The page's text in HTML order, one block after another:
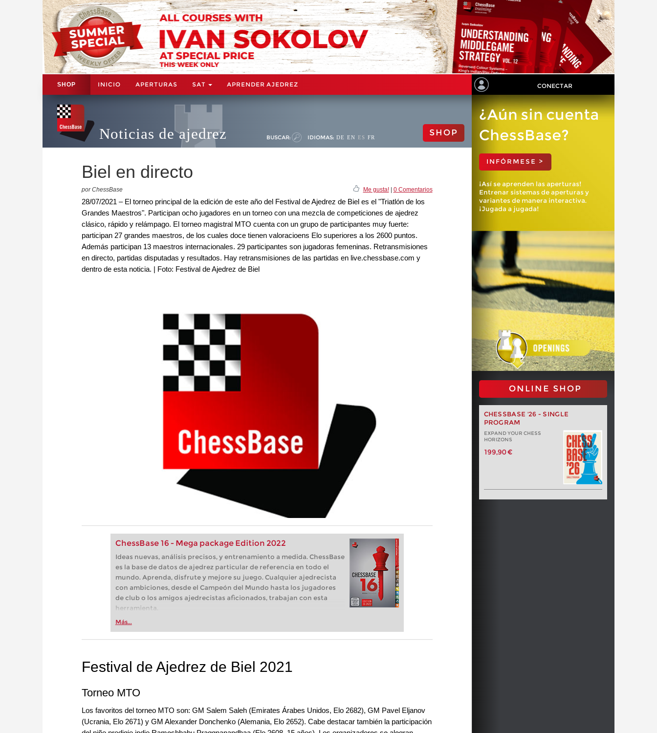
SHOP INICIO APERTURAS SAT APRENDER AJEDREZ CONECTAR
Noticias de ajedrez BUSCAR: IDIOMAS: DE EN ES FR SHOP
Biel en directo
por ChessBase Me gusta!| 0 Comentarios
28/07/2021 – El torneo principal de la edición de este año del Festival de Ajedrez de Biel es el "Triatlón de los
Grandes Maestros". Participan ocho jugadores en un torneo con una mezcla de competiciones de ajedrez
clásico, rápido y relámpago. El torneo magistral MTO cuenta con un grupo de participantes muy fuerte:
participan 27 grandes maestros, de los cuales doce tienen valoracioens Elo superiores a los 2600 puntos.
Además participan 13 maestros internacionales. 29 participantes son jugadoras femeninas. Retransmisiones
en directo, partidas disputadas y resultados. Hay retransmisiones de las partidas en live.chessbase.com y
dentro de esta noticia. | Foto: Festival de Ajedrez de Biel
ChessBase 16 - Mega package Edition 2022
Ideas nuevas, análisis precisos, y entrenamiento a medida. ChessBase
es la base de datos de ajedrez particular de referencia en todo el
mundo. Aprenda, disfrute y mejore su juego. Cualquier ajedrecista
con ambiciones, desde el Campeón del Mundo hasta los jugadores
de club o los amigos ajedrecistas aficionados, trabajan con esta
herramienta.
Más...
¿Aún sin cuenta
ChessBase?
INFÓRMESE >
¡Así se aprenden las aperturas!
Entrenar sistemas de aperturas y
variantes de manera interactiva.
¡Jugada a jugada!
ONLINE SHOP
CHESSBASE '26 - SINGLE
PROGRAM
EXPAND YOUR CHESS
HORIZONS
199,90 €
Festival de Ajedrez de Biel 2021
Torneo MTO
Los favoritos del torneo MTO son: GM Salem Saleh (Emirates Árabes Unidos, Elo 2682), GM Pavel Eljanov
(Ucrania, Elo 2671) y GM Alexander Donchenko (Alemania, Elo 2652). Cabe destacar también la participación